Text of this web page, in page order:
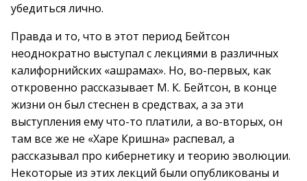
убедиться лично.
Правда и то, что в этот период Бейтсон
неоднократно выступал с лекциями в различных
калифорнийских «ашрамах». Но, во-первых, как
откровенно рассказывает М. К. Бейтсон, в конце
жизни он был стеснен в средствах, а за эти
выступления ему что-то платили, а во-вторых, он
там все же не «Харе Кришна» распевал, а
рассказывал про кибернетику и теорию эволюции.
Некоторые из этих лекций были опубликованы и